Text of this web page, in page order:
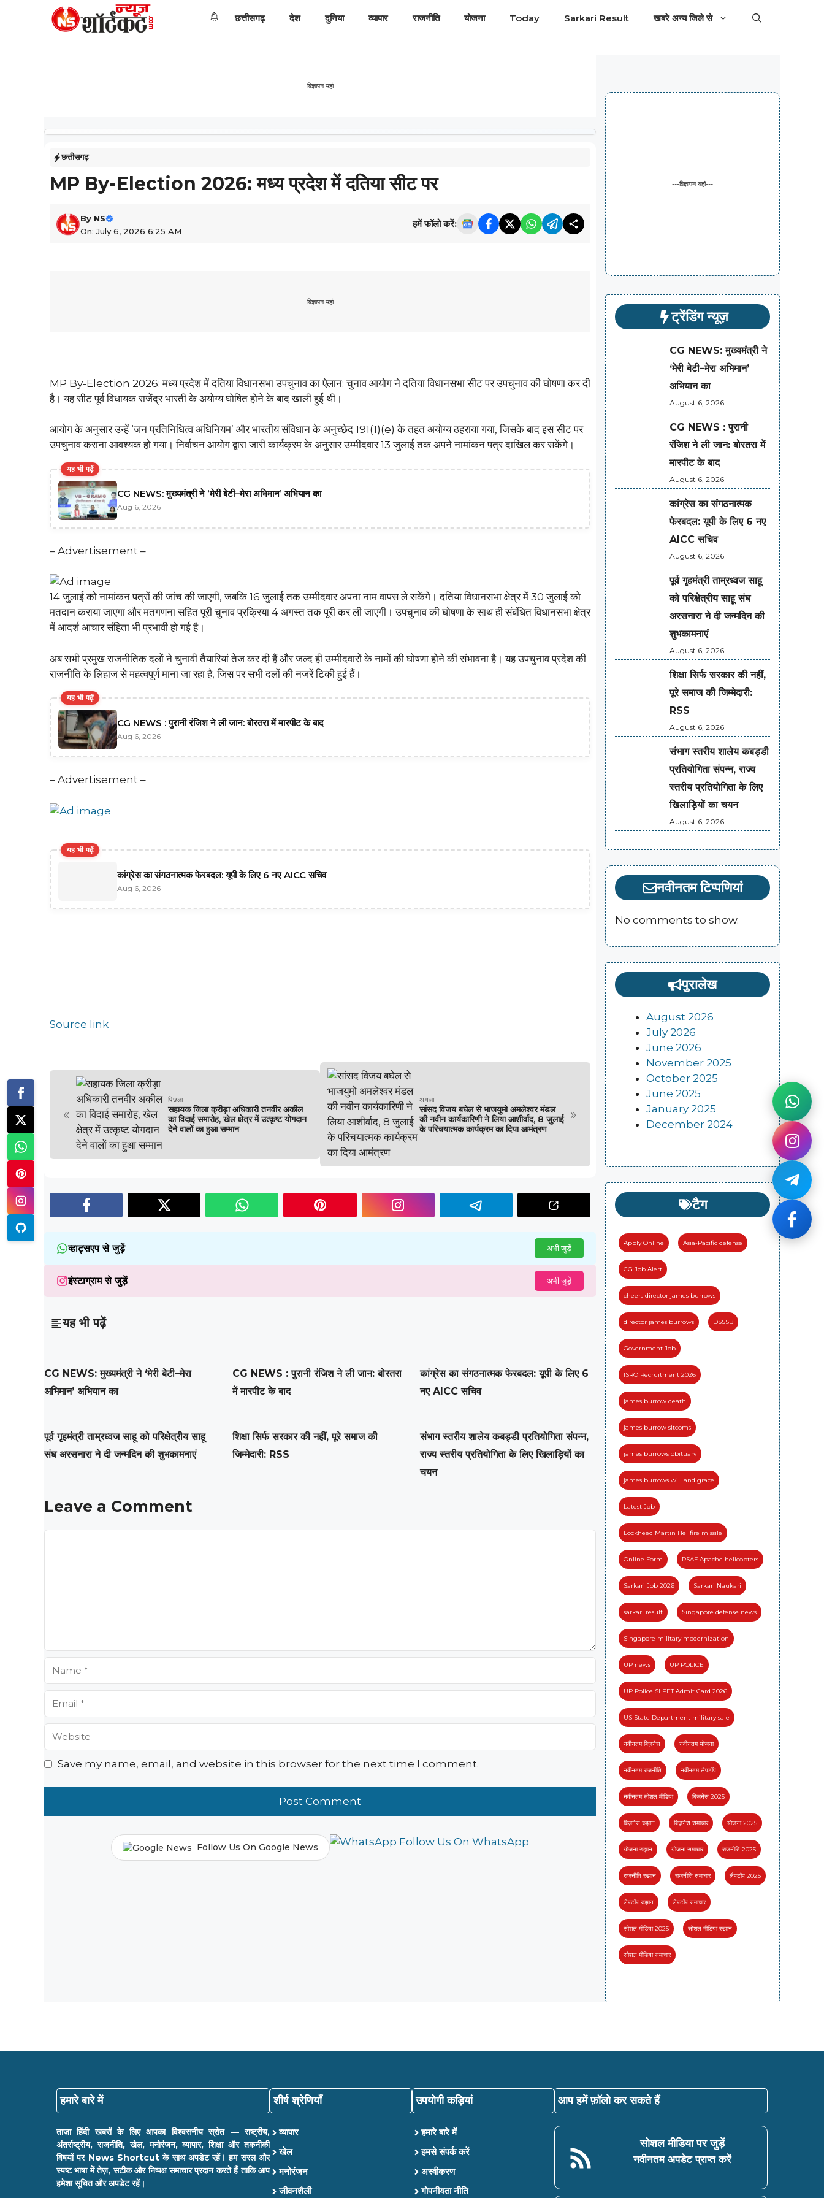
छत्तीसगढ़ देश दुनिया व्यापार राजनीति योजना Today Sarkari Result खबरे अन्य जिले से
--विज्ञापन यहां--
छत्तीसगढ़
MP By-Election 2026: मध्य प्रदेश में दतिया सीट पर
By NS
On: July 6, 2026 6:25 AM
हमें फॉलो करें:
--विज्ञापन यहां--
MP By-Election 2026: मध्य प्रदेश में दतिया विधानसभा उपचुनाव का ऐलान: चुनाव आयोग ने दतिया विधानसभा सीट पर उपचुनाव की घोषणा कर दी
है। यह सीट पूर्व विधायक राजेंद्र भारती के अयोग्य घोषित होने के बाद खाली हुई थी।
आयोग के अनुसार उन्हें ‘जन प्रतिनिधित्व अधिनियम’ और भारतीय संविधान के अनुच्छेद 191(1)(e) के तहत अयोग्य ठहराया गया, जिसके बाद इस सीट पर
उपचुनाव कराना आवश्यक हो गया। निर्वाचन आयोग द्वारा जारी कार्यक्रम के अनुसार उम्मीदवार 13 जुलाई तक अपने नामांकन पत्र दाखिल कर सकेंगे।
यह भी पढ़ें
CG NEWS: मुख्यमंत्री ने ‘मेरी बेटी–मेरा अभिमान’ अभियान का
Aug 6, 2026
– Advertisement –
14 जुलाई को नामांकन पत्रों की जांच की जाएगी, जबकि 16 जुलाई तक उम्मीदवार अपना नाम वापस ले सकेंगे। दतिया विधानसभा क्षेत्र में 30 जुलाई को
मतदान कराया जाएगा और मतगणना सहित पूरी चुनाव प्रक्रिया 4 अगस्त तक पूरी कर ली जाएगी। उपचुनाव की घोषणा के साथ ही संबंधित विधानसभा क्षेत्र
में आदर्श आचार संहिता भी प्रभावी हो गई है।
अब सभी प्रमुख राजनीतिक दलों ने चुनावी तैयारियां तेज कर दी हैं और जल्द ही उम्मीदवारों के नामों की घोषणा होने की संभावना है। यह उपचुनाव प्रदेश की
राजनीति के लिहाज से महत्वपूर्ण माना जा रहा है, जिस पर सभी दलों की नजरें टिकी हुई हैं।
यह भी पढ़ें
CG NEWS : पुरानी रंजिश ने ली जान: बोरतरा में मारपीट के बाद
Aug 6, 2026
– Advertisement –
यह भी पढ़ें
कांग्रेस का संगठनात्मक फेरबदल: यूपी के लिए 6 नए AICC सचिव
Aug 6, 2026
Source link
«
पिछला
सहायक जिला क्रीड़ा अधिकारी तनवीर अकील
का विदाई समारोह, खेल क्षेत्र में उत्कृष्ट योगदान
देने वालों का हुआ सम्मान
अगला
सांसद विजय बघेल से भाजयुमो अमलेश्वर मंडल
की नवीन कार्यकारिणी ने लिया आशीर्वाद, 8 जुलाई
के परिचयात्मक कार्यक्रम का दिया आमंत्रण
»
व्हाट्सएप से जुड़ें अभी जुड़ें
इंस्टाग्राम से जुड़ें अभी जुड़ें
यह भी पढ़ें
CG NEWS: मुख्यमंत्री ने ‘मेरी बेटी–मेरा
अभिमान’ अभियान का
CG NEWS : पुरानी रंजिश ने ली जान: बोरतरा
में मारपीट के बाद
कांग्रेस का संगठनात्मक फेरबदल: यूपी के लिए 6
नए AICC सचिव
पूर्व गृहमंत्री ताम्रध्वज साहू को परिक्षेत्रीय साहू
संघ अरसनारा ने दी जन्मदिन की शुभकामनाएं
शिक्षा सिर्फ सरकार की नहीं, पूरे समाज की
जिम्मेदारी: RSS
संभाग स्तरीय शालेय कबड्डी प्रतियोगिता संपन्न,
राज्य स्तरीय प्रतियोगिता के लिए खिलाड़ियों का
चयन
Leave a Comment
Save my name, email, and website in this browser for the next time I comment.
Follow Us On Google News Follow Us On WhatsApp
---विज्ञापन यहां---
ट्रेंडिंग न्यूज़
CG NEWS: मुख्यमंत्री ने
‘मेरी बेटी–मेरा अभिमान’
अभियान का
August 6, 2026
CG NEWS : पुरानी
रंजिश ने ली जान: बोरतरा में
मारपीट के बाद
August 6, 2026
कांग्रेस का संगठनात्मक
फेरबदल: यूपी के लिए 6 नए
AICC सचिव
August 6, 2026
पूर्व गृहमंत्री ताम्रध्वज साहू
को परिक्षेत्रीय साहू संघ
अरसनारा ने दी जन्मदिन की
शुभकामनाएं
August 6, 2026
शिक्षा सिर्फ सरकार की नहीं,
पूरे समाज की जिम्मेदारी:
RSS
August 6, 2026
संभाग स्तरीय शालेय कबड्डी
प्रतियोगिता संपन्न, राज्य
स्तरीय प्रतियोगिता के लिए
खिलाड़ियों का चयन
August 6, 2026
नवीनतम टिप्पणियां
No comments to show.
पुरालेख
August 2026
July 2026
June 2026
November 2025
October 2025
June 2025
January 2025
December 2024
टैग
Apply Online Asia-Pacific defense
CG Job Alert
cheers director james burrows
director james burrows DSSSB
Government Job
ISRO Recruitment 2026
james burrow death
james burrow sitcoms
james burrows obituary
james burrows will and grace
Latest Job
Lockheed Martin Hellfire missile
Online Form RSAF Apache helicopters
Sarkari Job 2026 Sarkari Naukari
sarkari result Singapore defense news
Singapore military modernization
UP news UP POLICE
UP Police SI PET Admit Card 2026
US State Department military sale
नवीनतम बिज़नेस नवीनतम योजना
नवीनतम राजनीति नवीनतम लैपटॉप
नवीनतम सोशल मीडिया बिज़नेस 2025
बिज़नेस रुझान बिज़नेस समाचार योजना 2025
योजना रुझान योजना समाचार राजनीति 2025
राजनीति रुझान राजनीति समाचार लैपटॉप 2025
लैपटॉप रुझान लैपटॉप समाचार
सोशल मीडिया 2025 सोशल मीडिया रुझान
सोशल मीडिया समाचार
हमारे बारे में
ताज़ा हिंदी खबरों के लिए आपका विश्वसनीय स्रोत — राष्ट्रीय,
अंतर्राष्ट्रीय, राजनीति, खेल, मनोरंजन, व्यापार, शिक्षा और तकनीकी
विषयों पर News Shortcut के साथ अपडेट रहें। हम सरल और
स्पष्ट भाषा में तेज़, सटीक और निष्पक्ष समाचार प्रदान करते हैं ताकि आप
हमेशा सूचित और अपडेट रहें।
शीर्ष श्रेणियाँ
व्यापार
खेल
मनोरंजन
जीवनशैली
उपयोगी कड़ियां
हमारे बारे में
हमसे संपर्क करें
अस्वीकरण
गोपनीयता नीति
आप हमें फ़ॉलो कर सकते हैं
सोशल मीडिया पर जुड़ें
नवीनतम अपडेट प्राप्त करें